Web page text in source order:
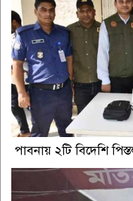
পাবনায় ২টি বিদেশি